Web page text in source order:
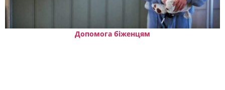
Допомога біженцям